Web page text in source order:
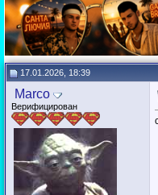
17.01.2026, 18:39
Marco
Верифицирован